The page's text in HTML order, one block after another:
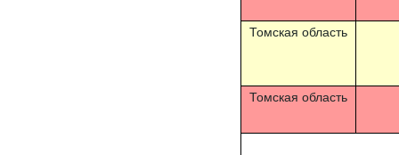
Томская область
Томская область